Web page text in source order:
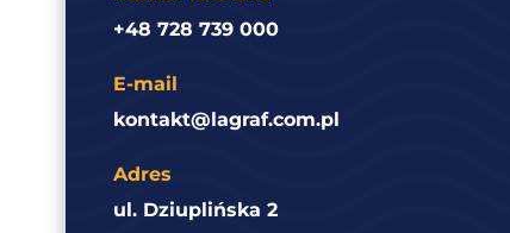
+48 728 739 000
E-mail
kontakt@lagraf.com.pl
Adres
ul. Dziuplińska 2